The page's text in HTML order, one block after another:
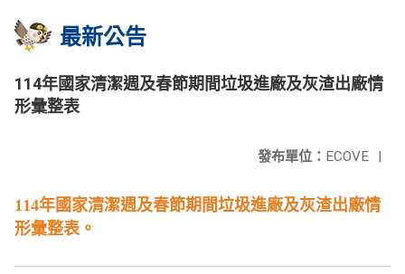
最新公告
114年國家清潔週及春節期間垃圾進廠及灰渣出廠情
形彙整表
發布單位： ECOVE |
114年國家清潔週及春節期間垃圾進廠及灰渣出廠情
形彙整表。